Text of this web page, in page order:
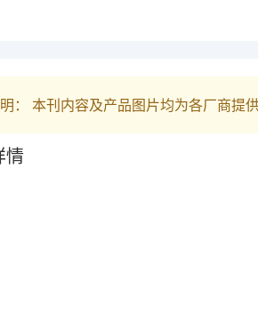
： 本刊内容及产品图片均为各厂商提
情